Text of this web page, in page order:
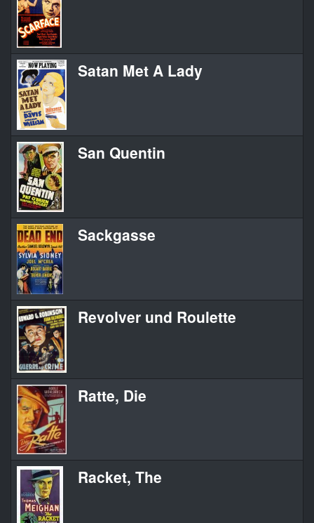
Satan Met A Lady
San Quentin
Sackgasse
Revolver und Roulette
Ratte, Die
Racket, The